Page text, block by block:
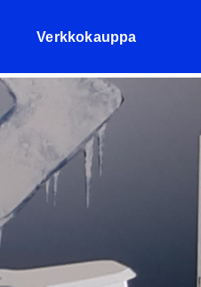
Verkkokauppa